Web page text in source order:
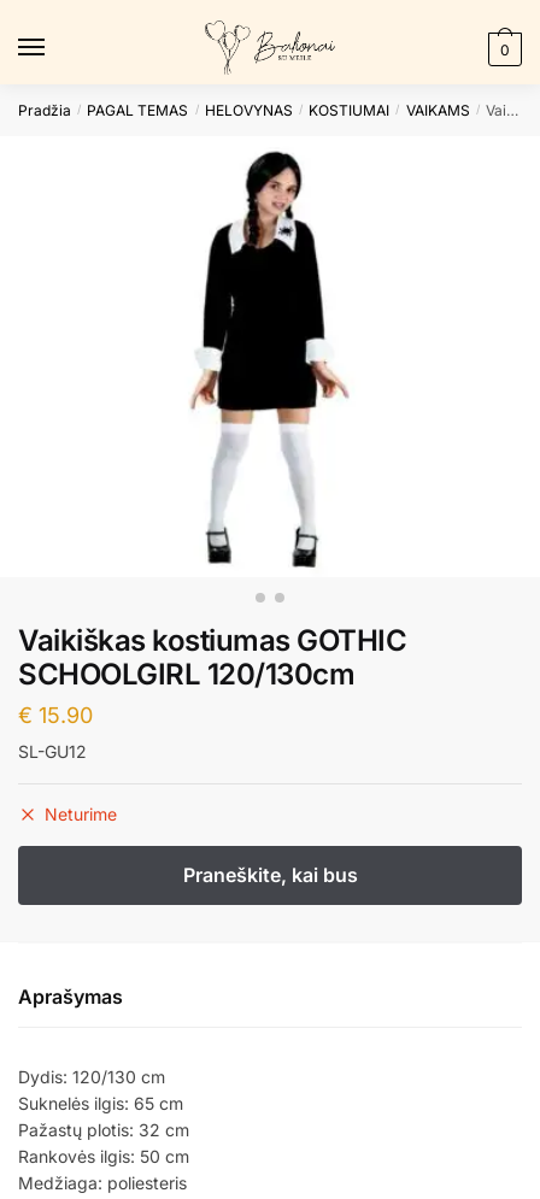
0
Pradžia / PAGAL TEMAS / HELOVYNAS / KOSTIUMAI / VAIKAMS / Vaikiškas kostiumas GOTHIC SCHOOLGIRL 120/130cm
Vaikiškas kostiumas GOTHIC
SCHOOLGIRL 120/130cm
€ 15.90
SL-GU12
Neturime
Aprašymas
Dydis: 120/130 cm
Suknelės ilgis: 65 cm
Pažastų plotis: 32 cm
Rankovės ilgis: 50 cm
Medžiaga: poliesteris